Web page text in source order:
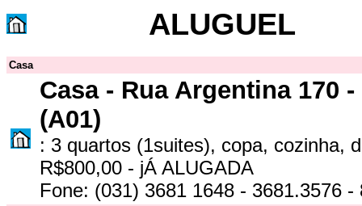
ALUGUEL
Casa
Casa - Rua Argentina 170
(A01)
: 3 quartos (1suites), copa, cozinha,
R$800,00 - jÁ ALUGADA
Fone: (031) 3681 1648 - 3681.3576